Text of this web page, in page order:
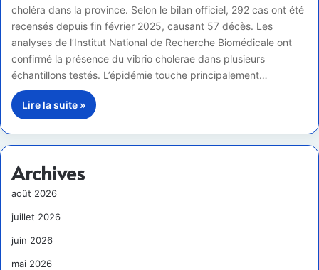
choléra dans la province. Selon le bilan officiel, 292 cas ont été
recensés depuis fin février 2025, causant 57 décès. Les
analyses de l’Institut National de Recherche Biomédicale ont
confirmé la présence du vibrio cholerae dans plusieurs
échantillons testés. L’épidémie touche principalement…
Lire la suite »
Archives
août 2026
juillet 2026
juin 2026
mai 2026